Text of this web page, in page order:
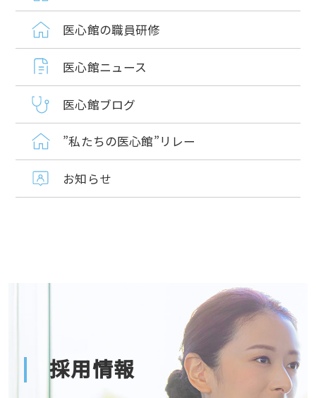
医心館の職員研修
医心館ニュース
医心館ブログ
”私たちの医心館”リレー
お知らせ
採用情報